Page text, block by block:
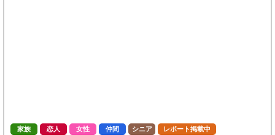
家族 恋人 女性 仲間 シニア レポート掲載中